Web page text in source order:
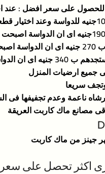
على سعر افضل : عند
ستجد السعر 100جنيه للدواسة وعند
جميع ارضيات المنزل
سريعا
ناعمة وعدم تجفيفها فى
مصانع ماك كاربت العريقة
جينز من ماك كاربت
اكثر تحصل على